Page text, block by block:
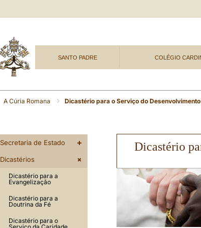
SANTO PADRE COLÉGIO
A Cúria Romana Dicastério para o Serviço do
Dicastério
Secretaria de Estado
Dicastérios
Dicastério para a
Evangelização
Dicastério para a
Doutrina da Fé
Dicastério para o